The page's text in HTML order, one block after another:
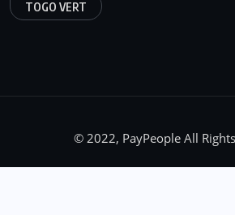
TOGO VERT
© 2022, PayPeople All